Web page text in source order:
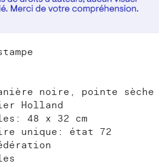
noire, pointe sèche
Holland
48 x 32 cm
unique: état 72